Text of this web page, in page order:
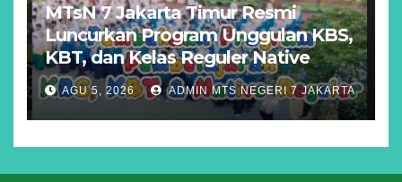
MTsN 7 Jakarta Timur Resmi
Luncurkan Program Unggulan KBS,
KBT, dan Kelas Reguler Native
AGU 5, 2026 ADMIN MTS NEGERI 7 JAKARTA